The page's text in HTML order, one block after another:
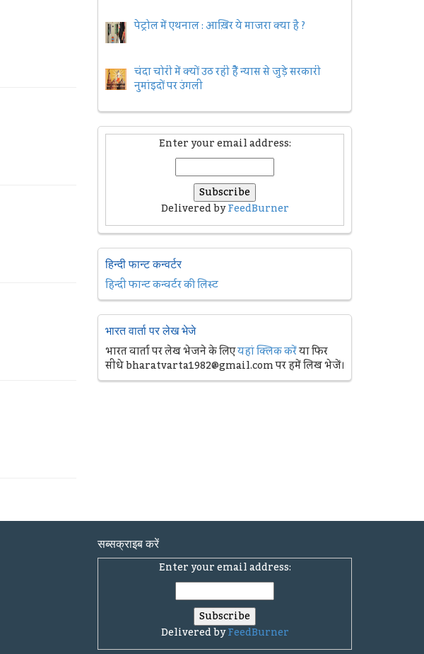
पेट्रोल में एथनाल : आख़िर ये माजरा क्या है ?
चंदा चोरी में क्यों उठ रही हैैं न्यास से जुड़े सरकारी
नुमांइदों पर उंगली
Enter your email address:
Delivered byFeedBurner
हिन्दी फान्ट कन्वर्टर
हिन्दी फान्ट कन्वर्टर की लिस्ट
भारत वार्ता पर लेख भेजे
भारत वार्ता पर लेख भेजने के लिएयहां क्लिक करेंया फिर
सीधे bharatvarta1982@gmail.com पर हमें लिख भेजें।
सब्सक्राइब करें
Enter your email address:
Delivered byFeedBurner